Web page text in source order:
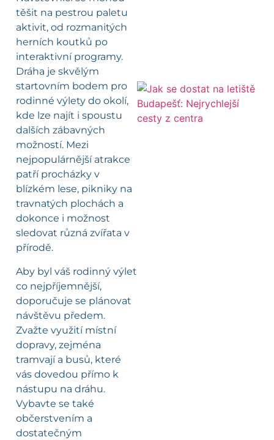
těšit na pestrou paletu
aktivit, od rozmanitých
herních koutků po
interaktivní programy.
Dráha je skvělým
startovním bodem pro
rodinné výlety do okolí,
kde lze najít i spoustu
dalších zábavných
možností. Mezi
nejpopulárnější atrakce
patří procházky v
blízkém lese, pikniky na
travnatých plochách a
dokonce i možnost
sledovat různá zvířata v
přírodě.
Aby byl váš rodinný výlet
co nejpříjemnější,
doporučuje se plánovat
návštěvu předem.
Zvažte využití místní
dopravy, zejména
tramvají a busů, které
vás dovedou přímo k
nástupu na dráhu.
Vybavte se také
občerstvením a
dostatečným